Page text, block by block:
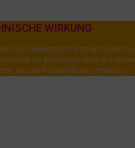
WIRKUNG
LED-Baugruppen erzeugt hundert
ein Arbeitsfeld ohne
falsche Körperhaltung vermieden.